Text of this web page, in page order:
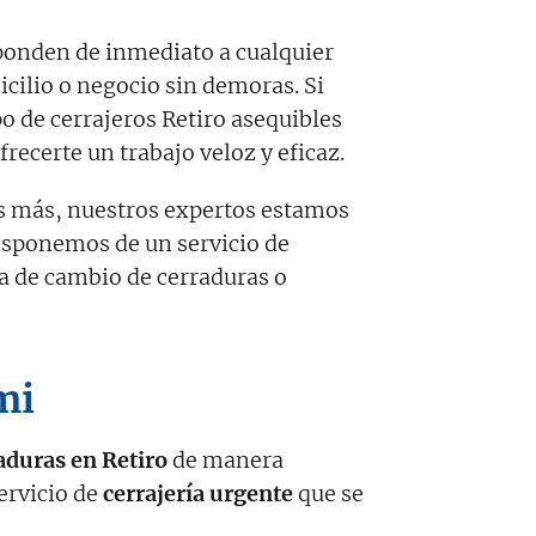
de inmediato a cualquier
o negocio sin demoras. Si
de cerrajeros Retiro asequibles
un trabajo veloz y eficaz.
más, nuestros expertos estamos
de un servicio de
cambio de cerraduras o
en Retirode manera
de cerrajería urgenteque se